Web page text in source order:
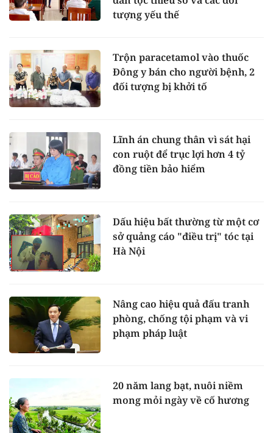
tượng yếu thế
Trộn paracetamol vào thuốc
Đông y bán cho người bệnh, 2
đối tượng bị khởi tố
Lĩnh án chung thân vì sát hại
con ruột để trục lợi hơn 4 tỷ
đồng tiền bảo hiểm
Dấu hiệu bất thường từ một cơ
sở quảng cáo "điều trị" tóc tại
Hà Nội
Nâng cao hiệu quả đấu tranh
phòng, chống tội phạm và vi
phạm pháp luật
20 năm lang bạt, nuôi niềm
mong mỏi ngày về cố hương